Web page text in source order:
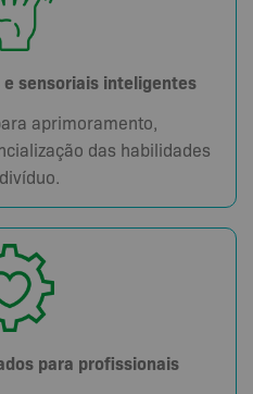
sensoriais inteligentes
aprimoramento,
das habilidades
para profissionais